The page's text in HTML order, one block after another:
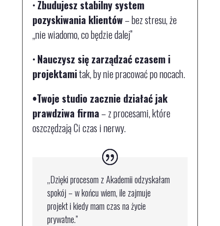
• Zbudujesz stabilny system
pozyskiwania klientów– bez stresu, że
„nie wiadomo, co będzie dalej”
• Nauczysz się zarządzać czasem i
projektamitak, by nie pracować po nocach.
•Twoje studio zacznie działać jak
prawdziwa firma – z procesami, które
oszczędzają Ci czas i nerwy.
„Dzięki procesom z Akademii odzyskałam
spokój – w końcu wiem, ile zajmuje
projekt i kiedy mam czas na życie
prywatne.”